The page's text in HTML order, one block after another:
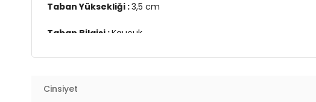
Taban Yüksekliği :3,5 cm
Taban Bilgisi :Kauçuk
Detay :
-N-ergy şok emici dış taban
Cinsiyet